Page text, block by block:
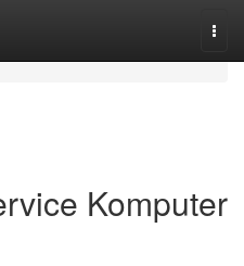
Komputer